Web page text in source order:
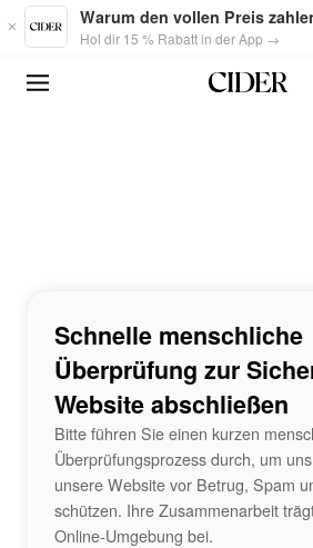
Skip to main content
Warum den vollen Preis
Hol dir 15 % Rabatt in der App →
Schnelle menschliche
Überprüfung zur
Website abschließen
Bitte führen Sie einen kurzen
Überprüfungsprozess durch, um
unsere Website vor Betrug, Spam
schützen. Ihre Zusammenarbeit
Online-Umgebung bei.